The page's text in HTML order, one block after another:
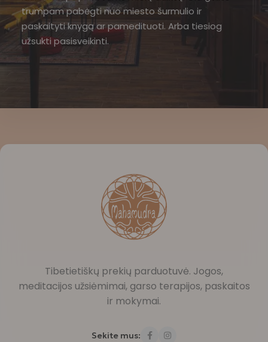
trumpam pabėgti nuo miesto šurmulio ir
paskaityti knygą ar pamedituoti. Arba tiesiog
užsukti pasisveikinti.
Tibetietiškų prekių parduotuvė. Jogos,
meditacijos užsiėmimai, garso terapijos, paskaitos
ir mokymai.
Sekite mus: